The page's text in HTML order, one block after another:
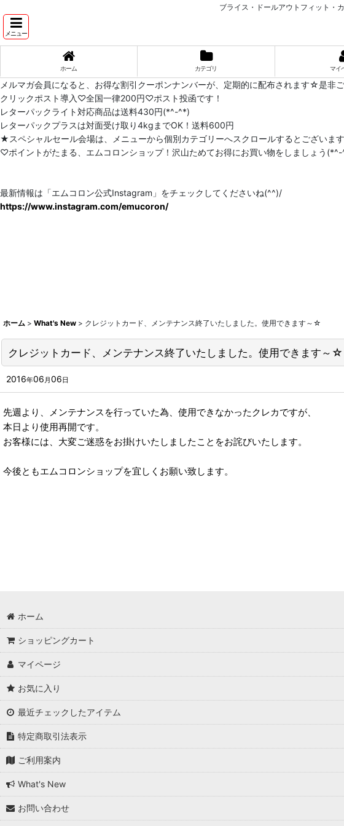
ブライス・ドールアウトフィット・
メニュー
ホーム カテゴリ マイ
メルマガ会員になると、お得な割引クーポンナンバーが、定期的に配布されます☆是非
クリックポスト導入♡全国一律200円♡ポスト投函です！
レターパックライト対応商品は送料430円(*^-^*)
レターパックプラスは対面受け取り4kgまでOK！送料600円
★スペシャルセール会場は、メニューから個別カテゴリーへスクロールするとございま
♡ポイントがたまる、エムコロンショップ！沢山ためてお得にお買い物をしましょう
最新情報は「エムコロン公式Instagram」をチェックしてくださいね(^^)/
https://www.instagram.com/emucoron/
ホーム > What's New > クレジットカード、メンテナンス終了いたしました。使用できます～☆
クレジットカード、メンテナンス終了いたしました。使用できます～☆
2016年06 月06日
先週より、メンテナンスを行っていた為、使用できなかったクレカですが、
本日より使用再開です。
お客様には、大変ご迷惑をお掛けいたしましたことをお詫びいたします。
今後ともエムコロンショップを宜しくお願い致します。
ホーム
ショッピングカート
マイページ
お気に入り
最近チェックしたアイテム
特定商取引法表示
ご利用案内
What's New
お問い合わせ